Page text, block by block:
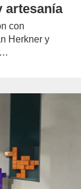
artesanía
con
Herkner y